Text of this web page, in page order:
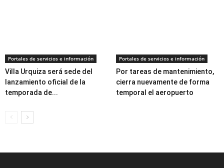
Portales de servicios e información
Villa Urquiza será sede del
lanzamiento oficial de la
temporada de...
Portales de servicios e información
Por tareas de mantenimiento,
cierra nuevamente de forma
temporal el aeropuerto